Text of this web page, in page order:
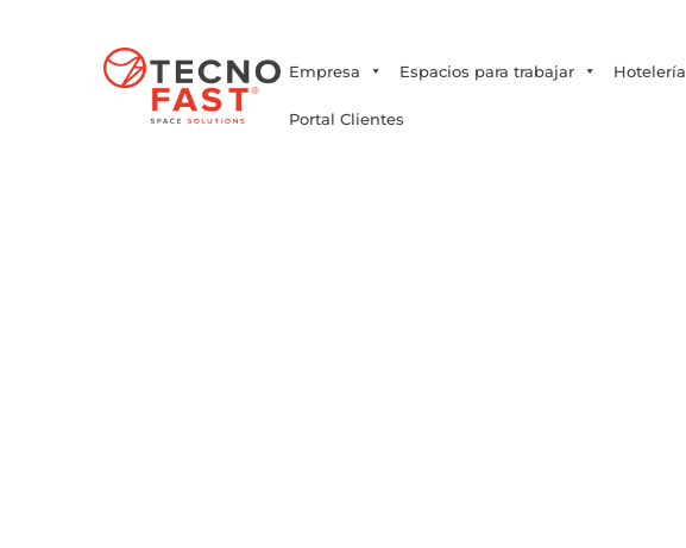
Empresa Espacios para trabajar Hotelería
Portal Clientes